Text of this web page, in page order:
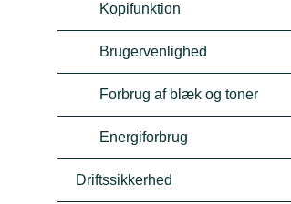
Kopifunktion
Brugervenlighed
Forbrug af blæk og toner
Energiforbrug
Driftssikkerhed